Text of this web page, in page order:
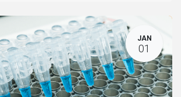
JAN
01